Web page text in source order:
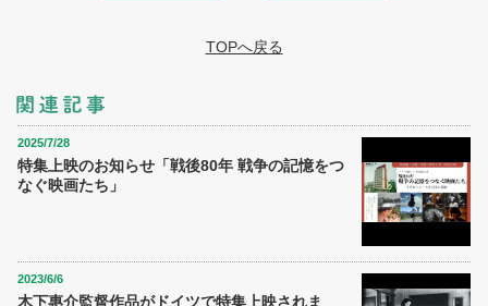
TOPへ戻る
2025/7/28
特集上映のお知らせ「戦後80年 戦争の記憶をつ
なぐ映画たち」
2023/6/6
木下惠介監督作品がドイツで特集上映されま